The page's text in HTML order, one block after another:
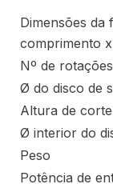
Dimensões
comprimento
Nº de
Ø do disco de
Altura de
Ø interior do
Peso
Potência de